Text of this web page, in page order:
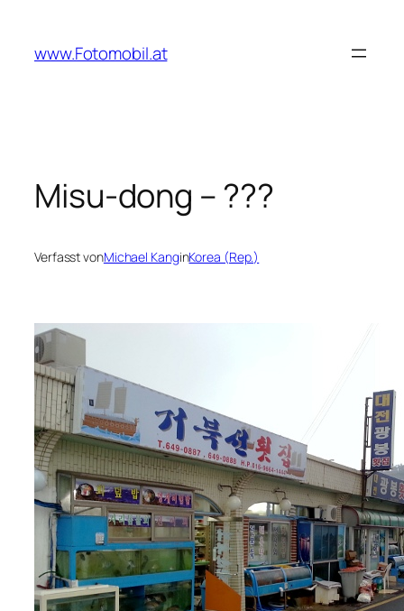
springen
www.Fotomobil.at
Misu-dong – ???
Verfasst vonMichael KanginKorea (Rep.)